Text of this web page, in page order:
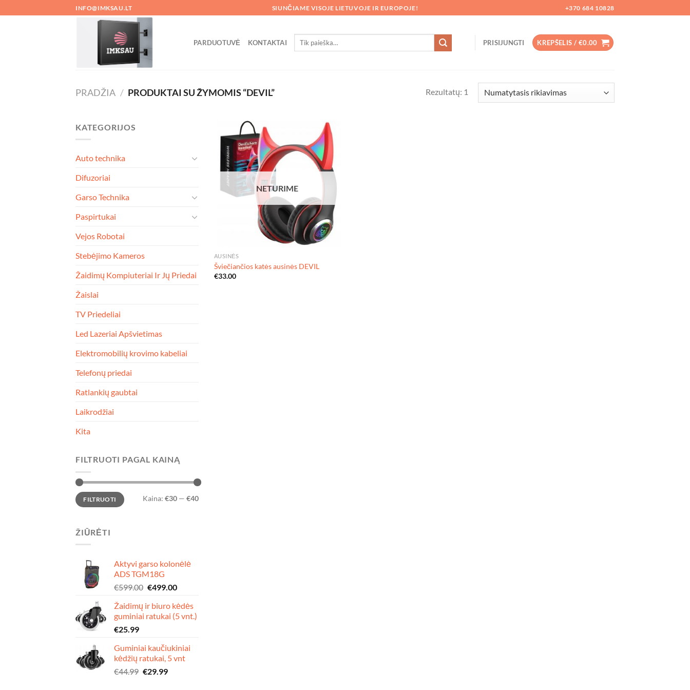
to
INFO@IMKSAU.LT SIUNČIAME VISOJE LIETUVOJE IR EUROPOJE! +370 684 10828
PARDUOTUVĖ KONTAKTAI
Ieškoti:
PRISIJUNGTI KREPŠELIS / €0.00
PRADŽIA / PRODUKTAI SU ŽYMOMIS “DEVIL” Rezultatų: 1
KATEGORIJOS
Auto technika
Difuzoriai
Garso Technika
Paspirtukai
Vejos Robotai
Stebėjimo Kameros
Žaidimų Kompiuteriai Ir Jų Priedai
Žaislai
TV Priedeliai
Led Lazeriai Apšvietimas
Elektromobilių krovimo kabeliai
Telefonų priedai
Ratlankių gaubtai
Laikrodžiai
Kita
FILTRUOTI PAGAL KAINĄ
Min
kaina
Maks
kainaFILTRUOTI Kaina: €30 — €40
ŽIŪRĖTI
Aktyvi garso kolonėlė
ADS TGM18G
€599.00 Original
was:
€599.00.
€499.00Current
is:
€499.00.
Žaidimų ir biuro kėdės
guminiai ratukai (5 vnt.)
€25.99
Guminiai kaučiukiniai
kėdžių ratukai, 5 vnt
€44.99 Original
€29.99Current
NETURIME
AUSINĖS
Šviečiančios katės ausinės DEVIL
€33.00